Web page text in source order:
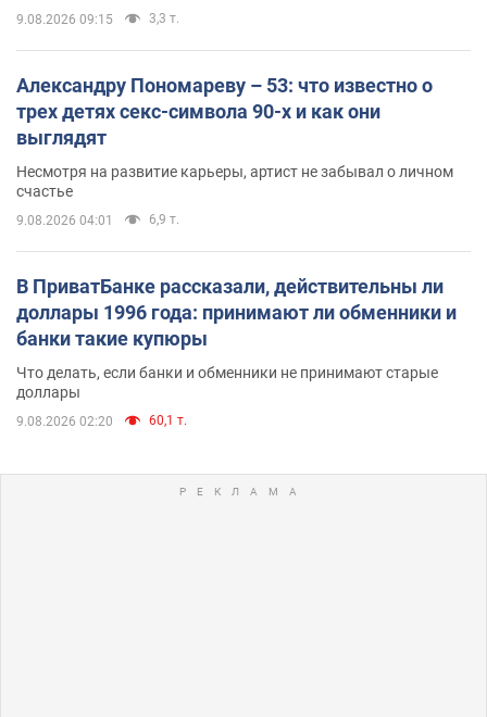
9.08.2026 09:15 3,3 т.
Александру Пономареву – 53: что известно о
трех детях секс-символа 90-х и как они
выглядят
Несмотря на развитие карьеры, артист не забывал о личном
счастье
9.08.2026 04:01 6,9 т.
В ПриватБанке рассказали, действительны ли
доллары 1996 года: принимают ли обменники и
банки такие купюры
Что делать, если банки и обменники не принимают старые
доллары
9.08.2026 02:20 60,1 т.